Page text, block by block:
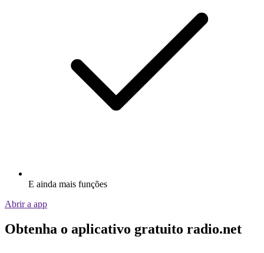
E ainda mais funções
Abrir a app
Obtenha o aplicativo gratuito radio.net